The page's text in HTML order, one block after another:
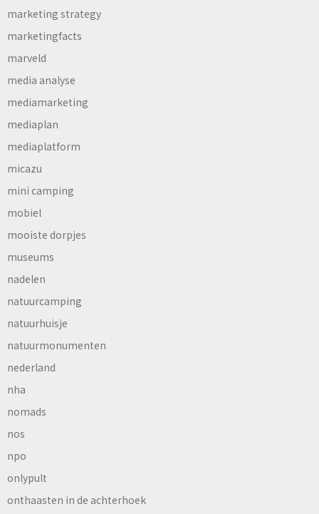
marketing strategy
marketingfacts
marveld
media analyse
mediamarketing
mediaplan
mediaplatform
micazu
mini camping
mobiel
mooiste dorpjes
museums
nadelen
natuurcamping
natuurhuisje
natuurmonumenten
nederland
nha
nomads
nos
npo
onlypult
onthaasten in de achterhoek